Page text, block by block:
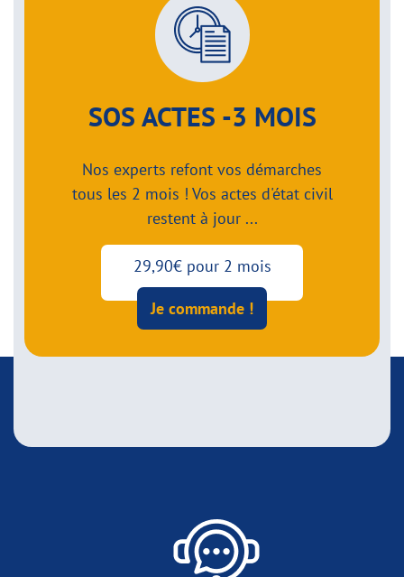
SOS ACTES -3 MOIS
Nos experts refont vos démarches
tous les 2 mois ! Vos actes d'état civil
restent à jour ...
29,90€ pour 2 mois
Je commande !